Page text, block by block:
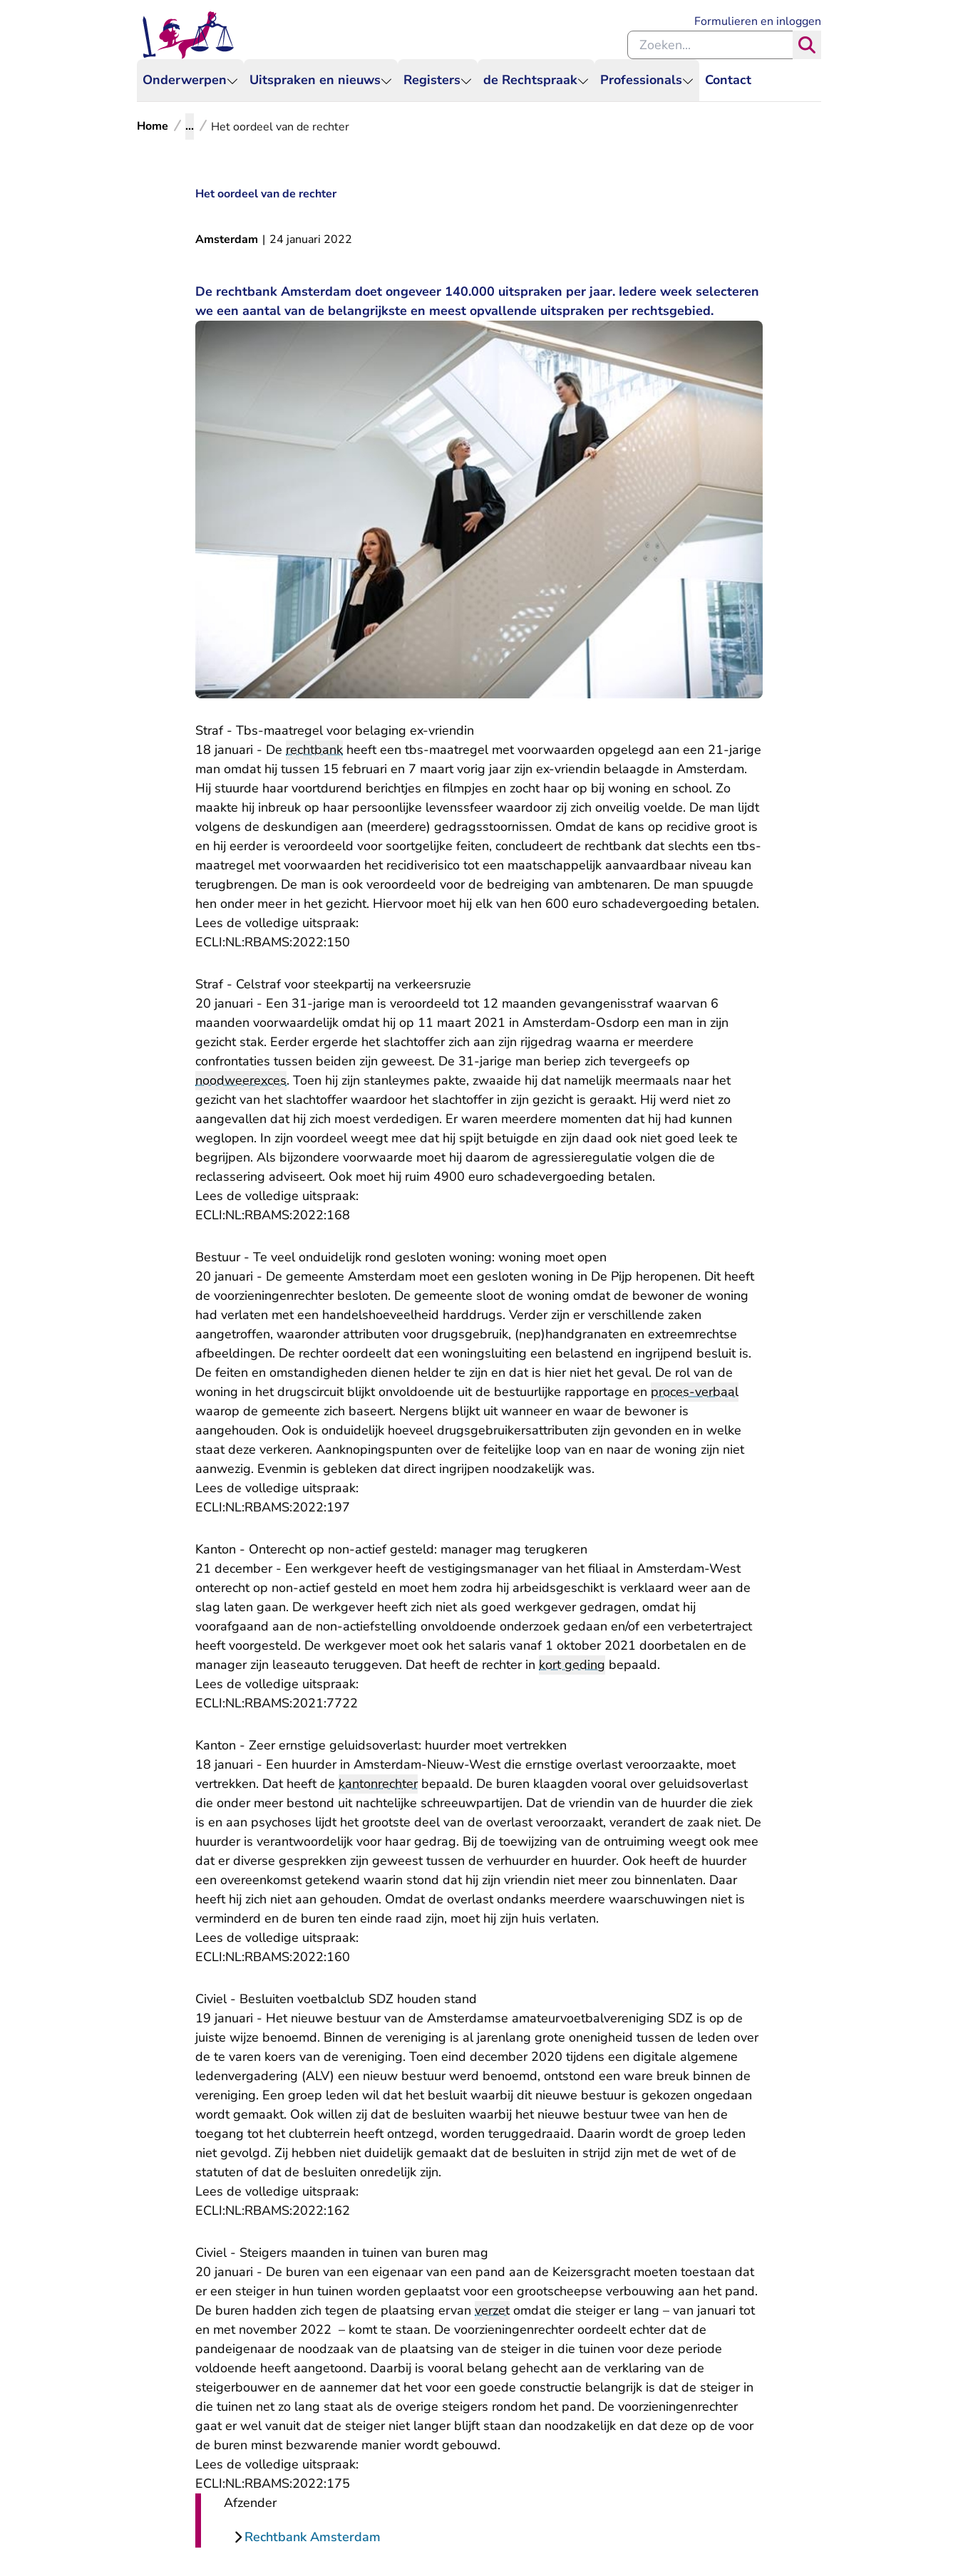
Onderwerpen Uitspraken en nieuws Registers de Rechtspraak Professionals Contact
Formulieren en inloggen
Zoeken binnen de Rechtspraak
Home ... Het oordeel van de rechter
Het oordeel van de rechter
Amsterdam | 24 januari 2022
De rechtbank Amsterdam doet ongeveer 140.000 uitspraken per jaar. Iedere week selecteren
we een aantal van de belangrijkste en meest opvallende uitspraken per rechtsgebied.
Straf - Tbs-maatregel voor belaging ex-vriendin
18 januari - De rechtbank heeft een tbs-maatregel met voorwaarden opgelegd aan een 21-jarige
man omdat hij tussen 15 februari en 7 maart vorig jaar zijn ex-vriendin belaagde in Amsterdam.
Hij stuurde haar voortdurend berichtjes en filmpjes en zocht haar op bij woning en school. Zo
maakte hij inbreuk op haar persoonlijke levenssfeer waardoor zij zich onveilig voelde. De man lijdt
volgens de deskundigen aan (meerdere) gedragsstoornissen. Omdat de kans op recidive groot is
en hij eerder is veroordeeld voor soortgelijke feiten, concludeert de rechtbank dat slechts een tbs-
maatregel met voorwaarden het recidiverisico tot een maatschappelijk aanvaardbaar niveau kan
terugbrengen. De man is ook veroordeeld voor de bedreiging van ambtenaren. De man spuugde
hen onder meer in het gezicht. Hiervoor moet hij elk van hen 600 euro schadevergoeding betalen.
Lees de volledige uitspraak:
ECLI:NL:RBAMS:2022:150
Straf - Celstraf voor steekpartij na verkeersruzie
20 januari - Een 31-jarige man is veroordeeld tot 12 maanden gevangenisstraf waarvan 6
maanden voorwaardelijk omdat hij op 11 maart 2021 in Amsterdam-Osdorp een man in zijn
gezicht stak. Eerder ergerde het slachtoffer zich aan zijn rijgedrag waarna er meerdere
confrontaties tussen beiden zijn geweest. De 31-jarige man beriep zich tevergeefs op
noodweerexces. Toen hij zijn stanleymes pakte, zwaaide hij dat namelijk meermaals naar het
gezicht van het slachtoffer waardoor het slachtoffer in zijn gezicht is geraakt. Hij werd niet zo
aangevallen dat hij zich moest verdedigen. Er waren meerdere momenten dat hij had kunnen
weglopen. In zijn voordeel weegt mee dat hij spijt betuigde en zijn daad ook niet goed leek te
begrijpen. Als bijzondere voorwaarde moet hij daarom de agressieregulatie volgen die de
reclassering adviseert. Ook moet hij ruim 4900 euro schadevergoeding betalen.
Lees de volledige uitspraak:
ECLI:NL:RBAMS:2022:168
Bestuur - Te veel onduidelijk rond gesloten woning: woning moet open
20 januari - De gemeente Amsterdam moet een gesloten woning in De Pijp heropenen. Dit heeft
de voorzieningenrechter besloten. De gemeente sloot de woning omdat de bewoner de woning
had verlaten met een handelshoeveelheid harddrugs. Verder zijn er verschillende zaken
aangetroffen, waaronder attributen voor drugsgebruik, (nep)handgranaten en extreemrechtse
afbeeldingen. De rechter oordeelt dat een woningsluiting een belastend en ingrijpend besluit is.
De feiten en omstandigheden dienen helder te zijn en dat is hier niet het geval. De rol van de
woning in het drugscircuit blijkt onvoldoende uit de bestuurlijke rapportage en proces-verbaal
waarop de gemeente zich baseert. Nergens blijkt uit wanneer en waar de bewoner is
aangehouden. Ook is onduidelijk hoeveel drugsgebruikersattributen zijn gevonden en in welke
staat deze verkeren. Aanknopingspunten over de feitelijke loop van en naar de woning zijn niet
aanwezig. Evenmin is gebleken dat direct ingrijpen noodzakelijk was.
Lees de volledige uitspraak:
ECLI:NL:RBAMS:2022:197
Kanton - Onterecht op non-actief gesteld: manager mag terugkeren
21 december - Een werkgever heeft de vestigingsmanager van het filiaal in Amsterdam-West
onterecht op non-actief gesteld en moet hem zodra hij arbeidsgeschikt is verklaard weer aan de
slag laten gaan. De werkgever heeft zich niet als goed werkgever gedragen, omdat hij
voorafgaand aan de non-actiefstelling onvoldoende onderzoek gedaan en/of een verbetertraject
heeft voorgesteld. De werkgever moet ook het salaris vanaf 1 oktober 2021 doorbetalen en de
manager zijn leaseauto teruggeven. Dat heeft de rechter in kort geding bepaald.
Lees de volledige uitspraak:
ECLI:NL:RBAMS:2021:7722
Kanton - Zeer ernstige geluidsoverlast: huurder moet vertrekken
18 januari - Een huurder in Amsterdam-Nieuw-West die ernstige overlast veroorzaakte, moet
vertrekken. Dat heeft de kantonrechterbepaald. De buren klaagden vooral over geluidsoverlast
die onder meer bestond uit nachtelijke schreeuwpartijen. Dat de vriendin van de huurder die ziek
is en aan psychoses lijdt het grootste deel van de overlast veroorzaakt, verandert de zaak niet. De
huurder is verantwoordelijk voor haar gedrag. Bij de toewijzing van de ontruiming weegt ook mee
dat er diverse gesprekken zijn geweest tussen de verhuurder en huurder. Ook heeft de huurder
een overeenkomst getekend waarin stond dat hij zijn vriendin niet meer zou binnenlaten. Daar
heeft hij zich niet aan gehouden. Omdat de overlast ondanks meerdere waarschuwingen niet is
verminderd en de buren ten einde raad zijn, moet hij zijn huis verlaten.
Lees de volledige uitspraak:
ECLI:NL:RBAMS:2022:160
Civiel - Besluiten voetbalclub SDZ houden stand
19 januari - Het nieuwe bestuur van de Amsterdamse amateurvoetbalvereniging SDZ is op de
juiste wijze benoemd. Binnen de vereniging is al jarenlang grote onenigheid tussen de leden over
de te varen koers van de vereniging. Toen eind december 2020 tijdens een digitale algemene
ledenvergadering (ALV) een nieuw bestuur werd benoemd, ontstond een ware breuk binnen de
vereniging. Een groep leden wil dat het besluit waarbij dit nieuwe bestuur is gekozen ongedaan
wordt gemaakt. Ook willen zij dat de besluiten waarbij het nieuwe bestuur twee van hen de
toegang tot het clubterrein heeft ontzegd, worden teruggedraaid. Daarin wordt de groep leden
niet gevolgd. Zij hebben niet duidelijk gemaakt dat de besluiten in strijd zijn met de wet of de
statuten of dat de besluiten onredelijk zijn.
Lees de volledige uitspraak:
ECLI:NL:RBAMS:2022:162
Civiel - Steigers maanden in tuinen van buren mag
20 januari - De buren van een eigenaar van een pand aan de Keizersgracht moeten toestaan dat
er een steiger in hun tuinen worden geplaatst voor een grootscheepse verbouwing aan het pand.
De buren hadden zich tegen de plaatsing ervan verzetomdat die steiger er lang – van januari tot
en met november 2022 – komt te staan. De voorzieningenrechter oordeelt echter dat de
pandeigenaar de noodzaak van de plaatsing van de steiger in die tuinen voor deze periode
voldoende heeft aangetoond. Daarbij is vooral belang gehecht aan de verklaring van de
steigerbouwer en de aannemer dat het voor een goede constructie belangrijk is dat de steiger in
die tuinen net zo lang staat als de overige steigers rondom het pand. De voorzieningenrechter
gaat er wel vanuit dat de steiger niet langer blijft staan dan noodzakelijk en dat deze op de voor
de buren minst bezwarende manier wordt gebouwd.
Lees de volledige uitspraak:
ECLI:NL:RBAMS:2022:175
Afzender
Rechtbank Amsterdam